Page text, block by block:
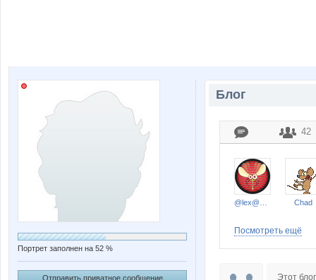
Портрет заполнен на 52 %
Отправить приватное сообщение
Блог
42
Chad
Посмотреть ещё
Этот